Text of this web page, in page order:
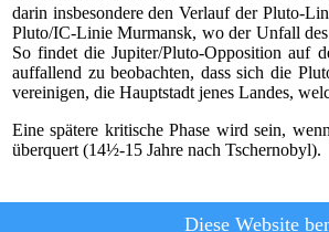
Diese Website
darin insbesondere den Verlauf der Pluto-
Pluto/IC-Linie Murmansk, wo der Unfall
So findet die Jupiter/Pluto-Opposition auf
auffallend zu beobachten, dass sich die
vereinigen, die Hauptstadt jenes Landes,
Eine spätere kritische Phase wird sein,
überquert (14½-15 Jahre nach Tschernobyl).
© Astrologie Heute, 2026 | Datenschutz und